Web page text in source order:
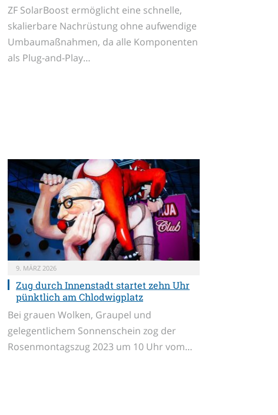
ZF SolarBoost ermöglicht eine schnelle,
skalierbare Nachrüstung ohne aufwendige
Umbaumaßnahmen, da alle Komponenten
als Plug-and-Play…
9. MÄRZ 2026
Zug durch Innenstadt startet zehn Uhr
pünktlich am Chlodwigplatz
Bei grauen Wolken, Graupel und
gelegentlichem Sonnenschein zog der
Rosenmontagszug 2023 um 10 Uhr vom…